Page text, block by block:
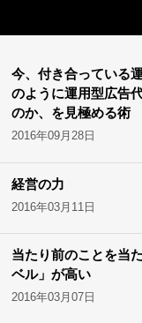
今、付き合っている
のように運用型広告
のか、を見極める術
2016年09月28日
経営の力
2016年03月11日
当たり前のことを当
ベル」が高い
2016年03月07日